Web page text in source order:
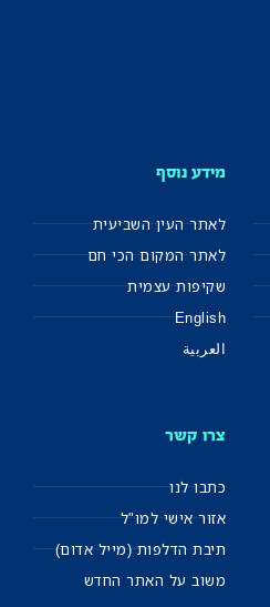
מידע נוסף
לאתר העין השביעית
לאתר המקום הכי חם
שקיפות עצמית
English
العربية
צרו קשר
כתבו לנו
אזור אישי למו"ל
תיבת הדלפות (מייל אדום)
משוב על האתר החדש